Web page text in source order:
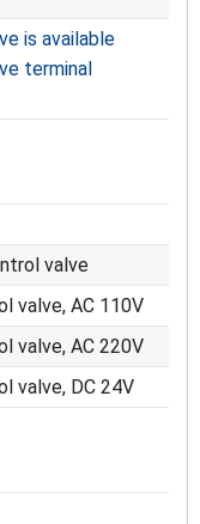
is available
terminal
valve
valve, AC 110V
valve, AC 220V
valve, DC 24V